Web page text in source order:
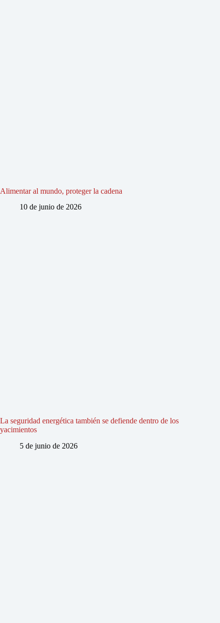
Alimentar al mundo, proteger la cadena
10 de junio de 2026
La seguridad energética también se defiende dentro de los
yacimientos
5 de junio de 2026